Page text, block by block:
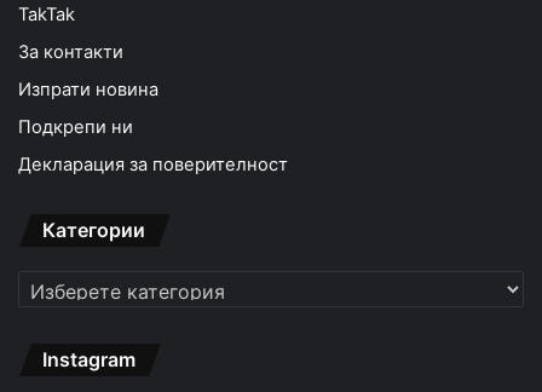
TakTak
За контакти
Изпрати новина
Подкрепи ни
Декларация за поверителност
Категории
Категории
Instagram